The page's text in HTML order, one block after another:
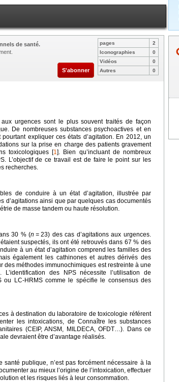
de santé.
S'abonner
pages
2
Iconographies
0
Vidéos
0
Autres
0
urgences sont le plus souvent traités de façon
De nombreuses substances psychoactives et en
expliquer ces états d’agitation. En 2012, un
sur la prise en charge des patients gravement
toxicologiques [1]. Bien qu’incluant de nombreux
L’objectif de ce travail est de faire le point sur les
recherches.
de conduire à un état d’agitation, illustrée par
d’agitations ainsi que par quelques cas documentés
de masse tandem ou haute résolution.
30 % (n = 23) des cas d’agitations aux urgences.
suspectés, ils ont été retrouvés dans 67 % des
à un état d’agitation comprend les familles des
également les cathinones et autres dérivés des
des méthodes immunochimiques est restreinte à une
des NPS nécessite l’utilisation de
LC-HRMS comme le spécifie le consensus des
à destination du laboratoire de toxicologie référent
les intoxications, de Connaître les substances
(CEIP, ANSM, MILDECA, OFDT…). Dans ce
devraient être d’avantage réalisés.
santé publique, n’est pas forcément nécessaire à la
au mieux l’origine de l’intoxication, effectuer
et les risques liés à leur consommation.